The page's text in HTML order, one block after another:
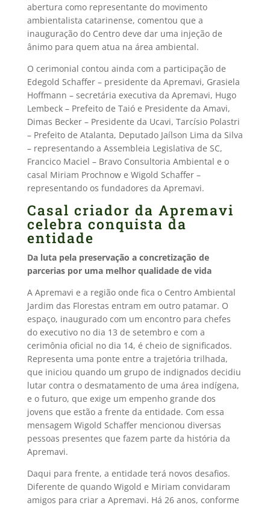
abertura como representante do movimento
ambientalista catarinense, comentou que a
inauguração do Centro deve dar uma injeção de
ânimo para quem atua na área ambiental.
O cerimonial contou ainda com a participação de
Edegold Schaffer – presidente da Apremavi, Grasiela
Hoffmann – secretária executiva da Apremavi, Hugo
Lembeck – Prefeito de Taió e Presidente da Amavi,
Dimas Becker – Presidente da Ucavi, Tarcísio Polastri
– Prefeito de Atalanta, Deputado Jaílson Lima da Silva
– representando a Assembleia Legislativa de SC,
Francico Maciel – Bravo Consultoria Ambiental e o
casal Miriam Prochnow e Wigold Schaffer –
representando os fundadores da Apremavi.
Casal criador da Apremavi
celebra conquista da
entidade
Da luta pela preservação a concretização de
parcerias por uma melhor qualidade de vida
A Apremavi e a região onde fica o Centro Ambiental
Jardim das Florestas entram em outro patamar. O
espaço, inaugurado com um encontro para chefes
do executivo no dia 13 de setembro e com a
cerimônia oficial no dia 14, é cheio de significados.
Representa uma ponte entre a trajetória trilhada,
que iniciou quando um grupo de indignados decidiu
lutar contra o desmatamento de uma área indígena,
e o futuro, que exige um empenho grande dos
jovens que estão a frente da entidade. Com essa
mensagem Wigold Schaffer mencionou diversas
pessoas presentes que fazem parte da história da
Apremavi.
Daqui para frente, a entidade terá novos desafios.
Diferente de quando Wigold e Miriam convidaram
amigos para criar a Apremavi. Há 26 anos, conforme